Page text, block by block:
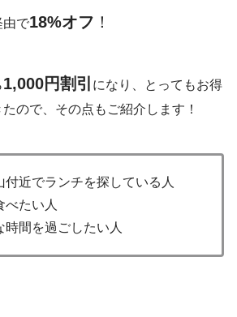
由で18%オフ ！
1,000円割引 になり、とってもお得
ので、その点もご紹介します！
付近でランチを探している人
べたい人
時間を過ごしたい人